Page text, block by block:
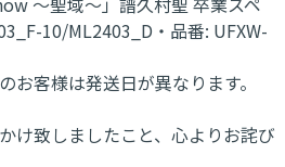
10/ML2403_D・品番: UFXW-
客様は発送日が異なります。
け致しましたこと、心よりお詫び